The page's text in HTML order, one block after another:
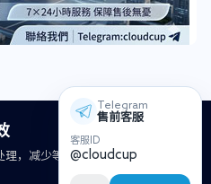
理，减少等待时间。
Telegram
售前客服
客服ID
@cloudcup